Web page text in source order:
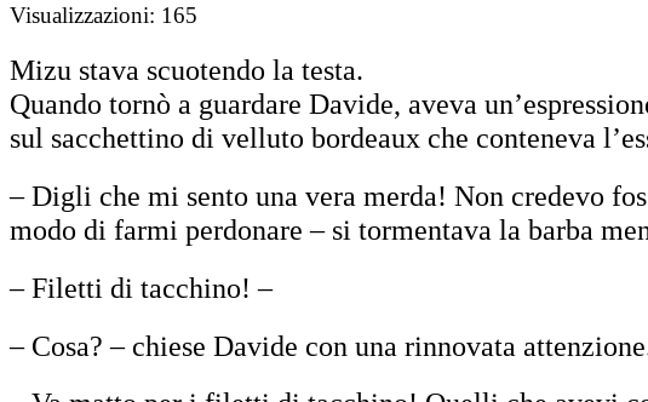
Visualizzazioni: 165
Mizu stava scuotendo la testa.
Quando tornò a guardare Davide, aveva
sul sacchettino di velluto bordeaux che conteneva
– Digli che mi sento una vera merda! Non credevo
modo di farmi perdonare – si tormentava la barba
– Filetti di tacchino! –
– Cosa? – chiese Davide con una rinnovata